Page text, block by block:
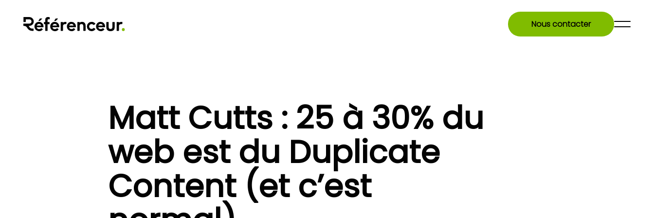
Nous contacter
Matt Cutts : 25 à 30% du
web est du Duplicate
Content (et c’est